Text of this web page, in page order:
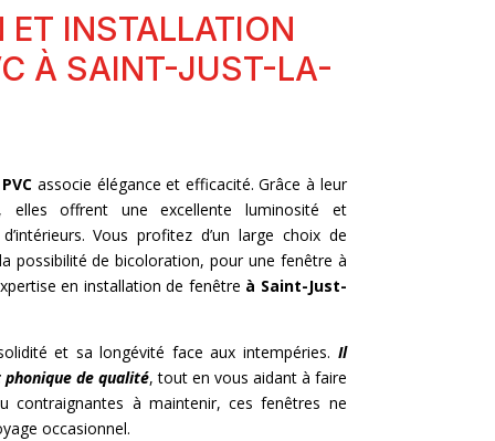
INSTALLATION
À SAINT-JUST-LA-
PVC associe élégance et efficacité. Grâce à leur
elles offrent une excellente luminosité et
Vous profitez d’un large choix de
possibilité de bicoloration, pour une fenêtre à
en installation de fenêtre à Saint-Just-
et sa longévité face aux intempéries. Il
de qualité, tout en vous aidant à faire
contraignantes à maintenir, ces fenêtres ne
occasionnel.